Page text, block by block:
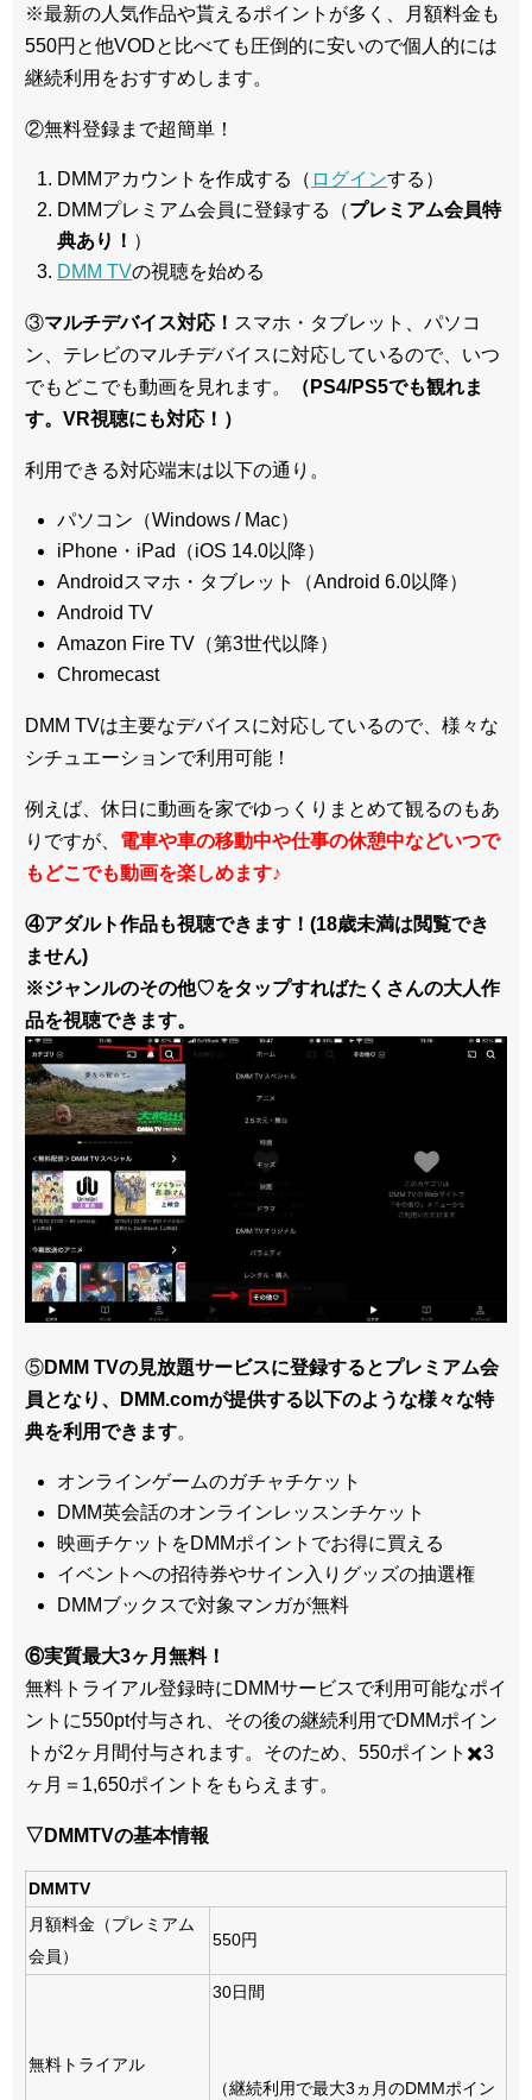
※最新の人気作品や貰えるポイントが多く、月額料金も
550円と他VODと比べても圧倒的に安いので個人的には
継続利用をおすすめします。
②無料登録まで超簡単！
DMMアカウントを作成する（ ログインする）
DMMプレミアム会員に登録する（プレミアム会員特
典あり！ ）
DMM TVの視聴を始める
③マルチデバイス対応！ スマホ・タブレット、パソコ
ン、テレビのマルチデバイスに対応しているので、いつ
でもどこでも動画を見れます。
（PS4/PS5でも観れま
す。VR視聴にも対応！）
利用できる対応端末は以下の通り。
パソコン（Windows / Mac）
iPhone・iPad（iOS 14.0以降）
Androidスマホ・タブレット（Android 6.0以降）
Android TV
Amazon Fire TV（第3世代以降）
Chromecast
DMM TVは主要なデバイスに対応しているので、 様々な
シチュエーションで利用可能！
例えば、休日に動画を家でゆっくりまとめて観るのもあ
りですが、 電車や車の移動中や仕事の休憩中などいつで
もどこでも動画を楽しめます♪
④アダルト作品も視聴できます！(18歳未満は閲覧でき
ません)
※ジャンルのその他♡をタップすればたくさんの大人作
品を視聴できます。
⑤DMM TVの見放題サービスに登録するとプレミアム会
員となり、DMM.comが提供する以下のような様々な特
典を利用できます。
オンラインゲームのガチャチケット
DMM英会話のオンラインレッスンチケット
映画チケットをDMMポイントでお得に買える
イベントへの招待券やサイン入りグッズの抽選権
DMMブックスで対象マンガが無料
⑥実質最大3ヶ月無料！
無料トライアル登録時にDMMサービスで利用可能なポイ
ントに550pt付与され、その後の継続利用でDMMポイン
トが2ヶ月間付与されます。そのため、550ポイント✖️3
ヶ月＝1,650ポイントをもらえます。
▽DMMTVの基本情報
DMMTV
月額料金（プレミアム
会員）
550円
無料トライアル
30日間
（継続利用で最大3ヵ月のDMMポイン